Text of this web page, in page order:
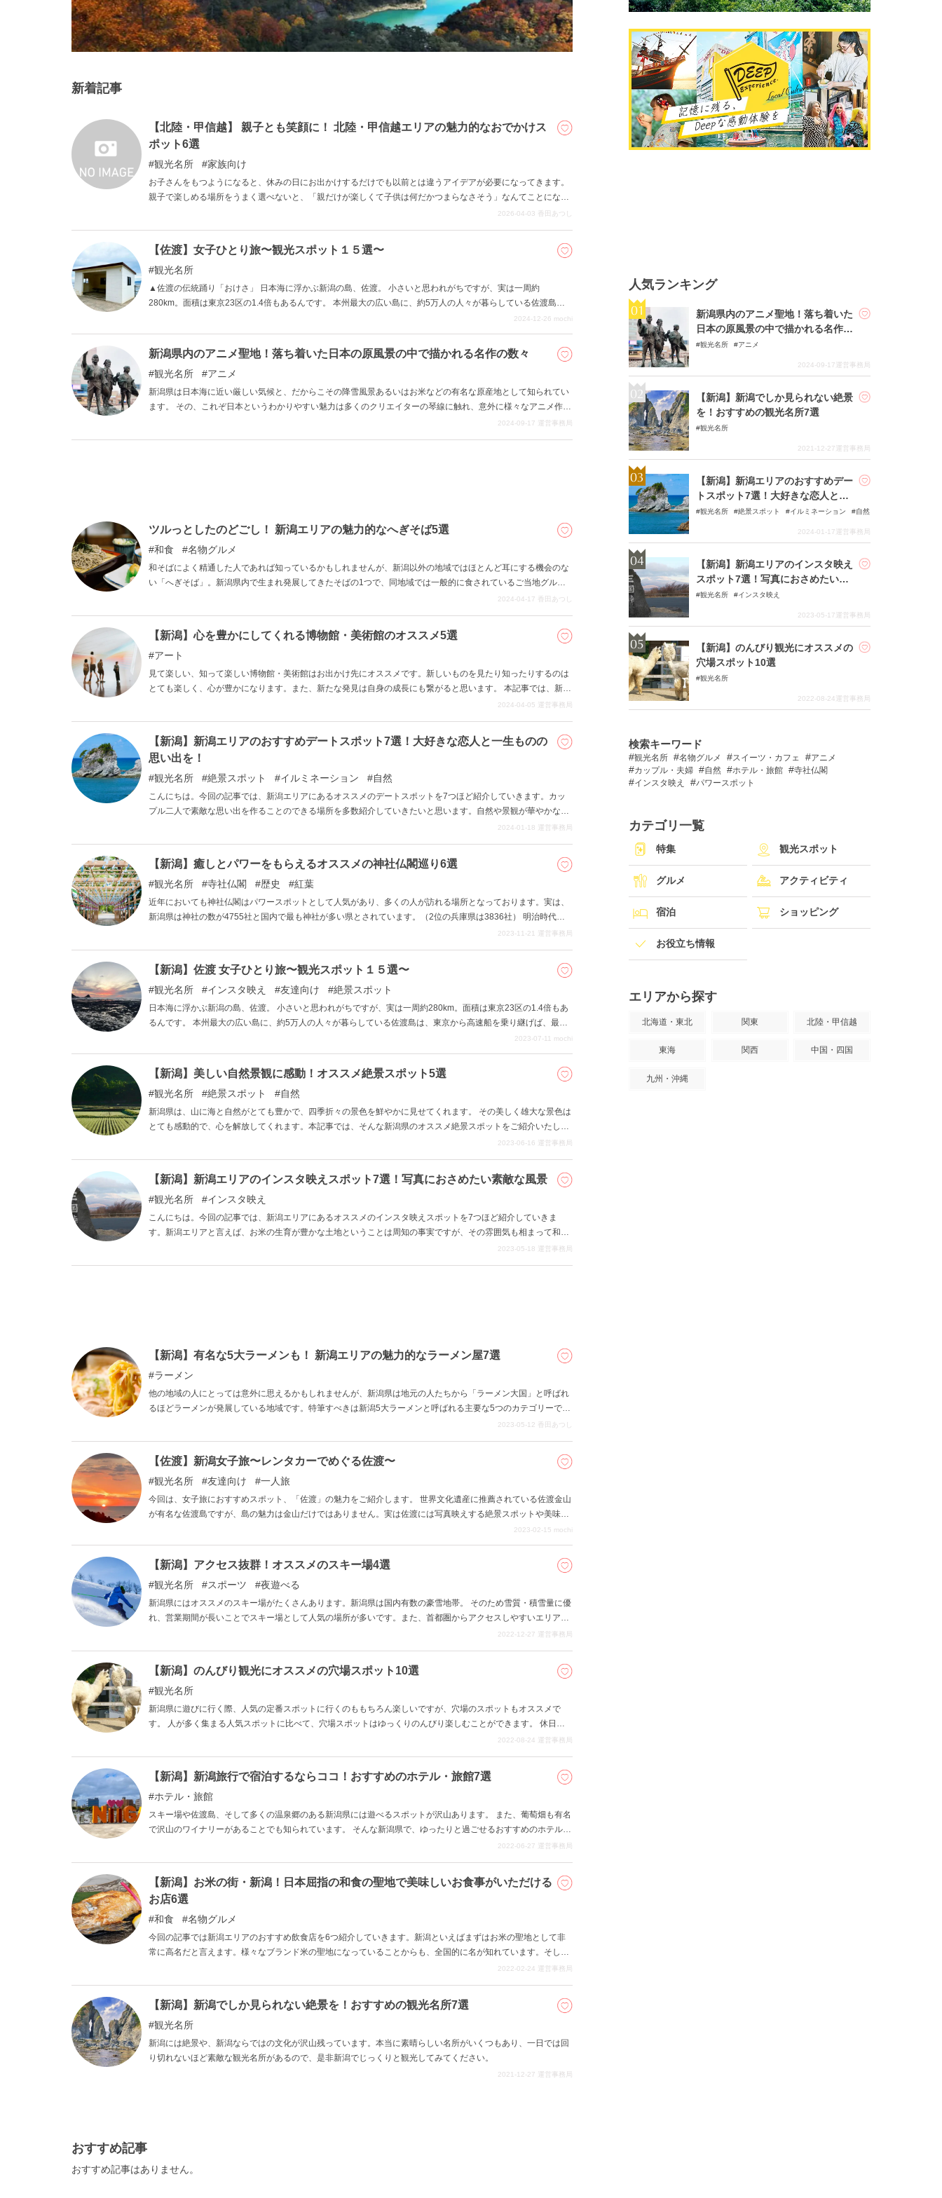
新着記事
【北陸・甲信越】 親子とも笑顔に！ 北陸・甲信越エリアの魅力的なおでかけス
ポット6選
観光名所 家族向け
お子さんをもつようになると、休みの日にお出かけするだけでも以前とは違うアイデアが必要になってきます。
親子で楽しめる場所をうまく選べないと、「親だけが楽しくて子供は何だかつまらなさそう」なんてことになり
かねません。かといって親も楽しめるところでないと、せっかくの貴重な休日が疲労感とともに終わってしまい
2026-04-03 香田あつし
【佐渡】女子ひとり旅〜観光スポット１５選〜
観光名所
▲佐渡の伝統踊り「おけさ」 日本海に浮かぶ新潟の島、佐渡。 小さいと思われがちですが、実は一周約
280km。面積は東京23区の1.4倍もあるんです。 本州最大の広い島に、約5万人の人々が暮らしている佐渡島
は、東京から高速船を乗り継げば、最短わずか約3時間30分で行くことができます。 新潟沖に浮かぶ島なのに、
まわりを流れる対馬暖流のおかげで冬は暖かく雪がかなり少ない！ 恵まれた四季のなかで、日本の原風景を楽
しめます！ 本記事ではそんな自然豊かな佐渡島でのおすすめ観光スポットをご紹介。 これから佐渡へ旅行行く
方や、いつか行きたいと考えている方などにおすすめの記事です。 本記事を参考に佐渡へ旅行してみてはいかが
でしょうか。
2024-12-26 mochi
新潟県内のアニメ聖地！落ち着いた日本の原風景の中で描かれる名作の数々
観光名所 アニメ
新潟県は日本海に近い厳しい気候と、だからこその降雪風景あるいはお米などの有名な原産地として知られてい
ます。 その、これぞ日本というわかりやすい魅力は多くのクリエイターの琴線に触れ、意外に様々なアニメ作品
で表現されることが多いのです。 有名作品も多数登場します。 今回の記事を参考に、楽しいアニメ聖地巡礼を
2024-09-17 運営事務局
ツルっとしたのどごし！ 新潟エリアの魅力的なへぎそば5選
和食 名物グルメ
和そばによく精通した人であれば知っているかもしれませんが、新潟以外の地域ではほとんど耳にする機会のな
い「へぎそば」。新潟県内で生まれ発展してきたそばの1つで、同地域では一般的に食されているご当地グルメ
です。「へぎ」というのはへぎそばのアイデンティティとなる器のこと。「剝ぐ（はぐ）」という動詞がなまっ
ころの「ざる」が「へぎ」に置き換わったようなものです。さらに特徴があり、それはつなぎとしてフノリを使
用した滑らかなそばを美しい織物のように並べるというもの。味も見た目も独特の個性を放つご当地そばなので
す。今回は、本場新潟県内でへぎそばを提供している人気店を5軒ピックアップしました。どうぞご覧くださ
い。
2024-04-17 香田あつし
【新潟】心を豊かにしてくれる博物館・美術館のオススメ5選
アート
見て楽しい、知って楽しい博物館・美術館はお出かけ先にオススメです。新しいものを見たり知ったりするのは
とても楽しく、心が豊かになります。また、新たな発見は自身の成長にも繋がると思います。 本記事では、新潟
2024-04-05 運営事務局
【新潟】新潟エリアのおすすめデートスポット7選！大好きな恋人と一生ものの
思い出を！
観光名所 絶景スポット イルミネーション 自然
こんにちは。今回の記事では、新潟エリアにあるオススメのデートスポットを7つほど紹介していきます。カッ
プル二人で素敵な思い出を作ることのできる場所を多数紹介していきたいと思います。自然や景観が華やかなと
ころから、体験型の施設まで非常に幅広いジャンルの場所を掲載しますので、参考にして、一生ものの楽しい思
2024-01-18 運営事務局
【新潟】癒しとパワーをもらえるオススメの神社仏閣巡り6選
観光名所 寺社仏閣 歴史 紅葉
近年においても神社仏閣はパワースポットとして人気があり、多くの人が訪れる場所となっております。実は、
新潟県は神社の数が4755社と国内で最も神社が多い県とされています。（2位の兵庫県は3836社） 明治時代、
政府は増えすぎた神社を減らすために制作をうちましたが、新潟県はそれに消極的でした。また、当時の新潟県
2023-11-21 運営事務局
【新潟】佐渡 女子ひとり旅〜観光スポット１５選〜
観光名所 インスタ映え 友達向け 絶景スポット
日本海に浮かぶ新潟の島、佐渡。 小さいと思われがちですが、実は一周約280km。面積は東京23区の1.4倍もあ
るんです。 本州最大の広い島に、約5万人の人々が暮らしている佐渡島は、東京から高速船を乗り継げば、最短
わずか約3時間30分で行くことができます。 新潟沖に浮かぶ島なのに、まわりを流れる対馬暖流のおかげで冬は
暖かく雪がかなり少ない！ 恵まれた四季のなかで、日本の原風景を楽しめます！ 本記事ではそんな自然豊かな
佐渡島でのおすすめ観光スポットをご紹介。 これから佐渡へ旅行行く方や、いつか行きたいと考えている方など
におすすめの記事です。 本記事を参考に佐渡へ旅行してみてはいかがでしょうか。
2023-07-11 mochi
【新潟】美しい自然景観に感動！オススメ絶景スポット5選
観光名所 絶景スポット 自然
新潟県は、山に海と自然がとても豊かで、四季折々の景色を鮮やかに見せてくれます。 その美しく雄大な景色は
とても感動的で、心を解放してくれます。本記事では、そんな新潟県のオススメ絶景スポットをご紹介いたしま
2023-06-16 運営事務局
【新潟】新潟エリアのインスタ映えスポット7選！写真におさめたい素敵な風景
観光名所 インスタ映え
こんにちは。今回の記事では、新潟エリアにあるオススメのインスタ映えスポットを7つほど紹介していきま
す。新潟エリアと言えば、お米の生育が豊かな土地ということは周知の事実ですが、その雰囲気も相まって和風
の落ち着いた雰囲気が広がっています。都会のキラキラ感ではなかなか堪能できない、大人向けの空気感がクセ
2023-05-18 運営事務局
【新潟】有名な5大ラーメンも！ 新潟エリアの魅力的なラーメン屋7選
ラーメン
他の地域の人にとっては意外に思えるかもしれませんが、新潟県は地元の人たちから「ラーメン大国」と呼ばれ
るほどラーメンが発展している地域です。特筆すべきは新潟5大ラーメンと呼ばれる主要な5つのカテゴリーで、
「長岡生姜醤油」「燕背脂」「新潟濃厚味噌」「新潟あっさり醤油」「三条カレー」という内容。とはいえこれ
2023-05-12 香田あつし
【佐渡】新潟女子旅〜レンタカーでめぐる佐渡〜
観光名所 友達向け 一人旅
今回は、女子旅におすすめスポット、「佐渡」の魅力をご紹介します。 世界文化遺産に推薦されている佐渡金山
が有名な佐渡島ですが、島の魅力は金山だけではありません。実は佐渡には写真映えする絶景スポットや美味し
い海鮮物などがたくさん！ 自然や歴史、ドライブ好きの女子の皆さん、ぜひ本記事を参考に訪れてみてくださ
い。
2023-02-15 mochi
【新潟】アクセス抜群！オススメのスキー場4選
観光名所 スポーツ 夜遊べる
新潟県にはオススメのスキー場がたくさんあります。新潟県は国内有数の豪雪地帯。 そのため雪質・積雪量に優
れ、営業期間が長いことでスキー場として人気の場所が多いです。また、首都圏からアクセスしやすいエリアに
もあり多くの人が訪れます。 本記事では、そんな新潟県でのオススメのスキー場をご紹介いたします。
2022-12-27 運営事務局
【新潟】のんびり観光にオススメの穴場スポット10選
観光名所
新潟県に遊びに行く際、人気の定番スポットに行くのももちろん楽しいですが、穴場のスポットもオススメで
す。 人が多く集まる人気スポットに比べて、穴場スポットはゆっくりのんびり楽しむことができます。 休日を
慌ただしく過ごしたくない、癒しを求めてのお出かけなら穴場スポットがぴったりです。 本記事では、きれいな
2022-08-24 運営事務局
【新潟】新潟旅行で宿泊するならココ！おすすめのホテル・旅館7選
ホテル・旅館
スキー場や佐渡島、そして多くの温泉郷のある新潟県には遊べるスポットが沢山あります。 また、葡萄畑も有名
で沢山のワイナリーがあることでも知られています。 そんな新潟県で、ゆったりと過ごせるおすすめのホテル・
2022-06-27 運営事務局
【新潟】お米の街・新潟！日本屈指の和食の聖地で美味しいお食事がいただける
お店6選
和食 名物グルメ
今回の記事では新潟エリアのおすすめ飲食店を6つ紹介していきます。新潟といえばまずはお米の聖地として非
常に高名だと言えます。様々なブランド米の聖地になっていることからも、全国的に名が知れています。そし
て、日本海に近いという点から魚介類や他の土地ではいただけない新鮮なお食事も忘れることが出来ません。美
る美味しい料理が目白押しです。旅行で訪れる観光客の方にも一度は食べていただきたいお料理ばかりで、楽し
い街だと言えます。是非美味しいお食事に舌鼓を打ってみてください。
2022-02-24 運営事務局
【新潟】新潟でしか見られない絶景を！おすすめの観光名所7選
観光名所
新潟には絶景や、新潟ならではの文化が沢山残っています。本当に素晴らしい名所がいくつもあり、一日では回
り切れないほど素敵な観光名所があるので、是非新潟でじっくりと観光してみてください。
2021-12-27 運営事務局
おすすめ記事
おすすめ記事はありません。
人気ランキング
新潟県内のアニメ聖地！落ち着いた
日本の原風景の中で描かれる名作の
数々
観光名所 アニメ
2024-09-17運営事務局
【新潟】新潟でしか見られない絶景
を！おすすめの観光名所7選
観光名所
2021-12-27運営事務局
【新潟】新潟エリアのおすすめデー
トスポット7選！大好きな恋人と一
生ものの思い出を！
観光名所 絶景スポット イルミネーション 自然
2024-01-17運営事務局
【新潟】新潟エリアのインスタ映え
スポット7選！写真におさめたい素
敵な風景
観光名所 インスタ映え
2023-05-17運営事務局
【新潟】のんびり観光にオススメの
穴場スポット10選
観光名所
2022-08-24運営事務局
検索キーワード
観光名所 名物グルメ スイーツ・カフェ
アニメ
カップル・夫婦
自然 ホテル・旅館
寺社仏閣
インスタ映え
パワースポット
カテゴリ一覧
特集 観光スポット
グルメ アクティビティ
宿泊 ショッピング
お役立ち情報
エリアから探す
北海道・東北 関東 北陸・甲信越
東海 関西 中国・四国
九州・沖縄